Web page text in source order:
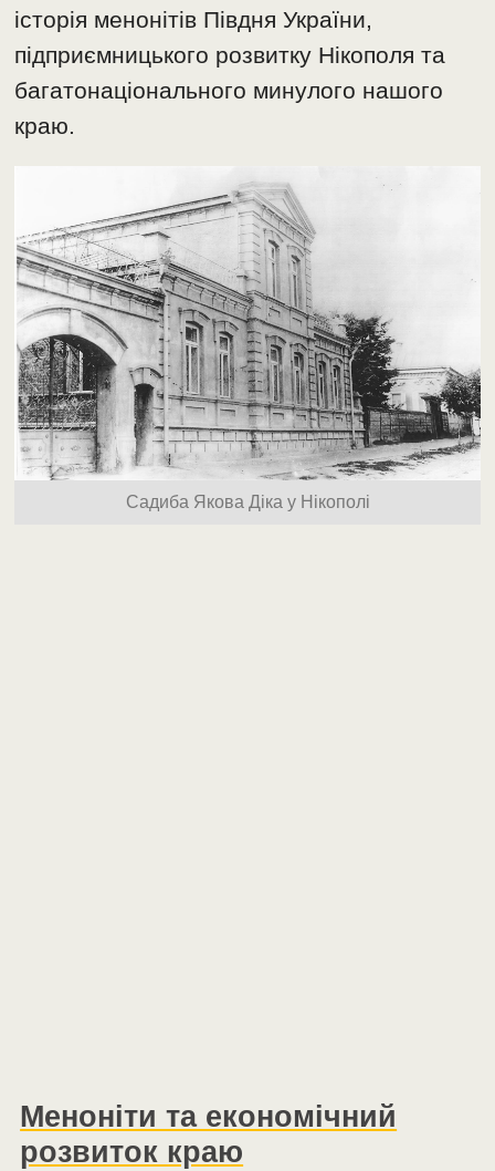
історія менонітів Півдня України,
підприємницького розвитку Нікополя та
багатонаціонального минулого нашого
краю.
Садиба Якова Діка у Нікополі
Меноніти та економічний
розвиток краю